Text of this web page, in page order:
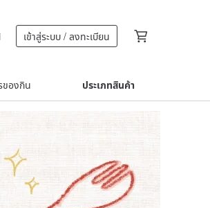
เข้าสู่ระบบ / ลงทะเบียน
ของกิน ประเภทสินค้า